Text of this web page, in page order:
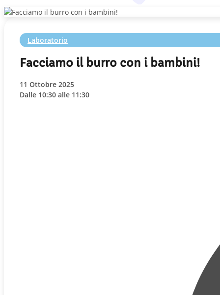
Laboratorio
Facciamo il burro con i bambini!
11 Ottobre 2025
Dalle 10:30 alle 11:30